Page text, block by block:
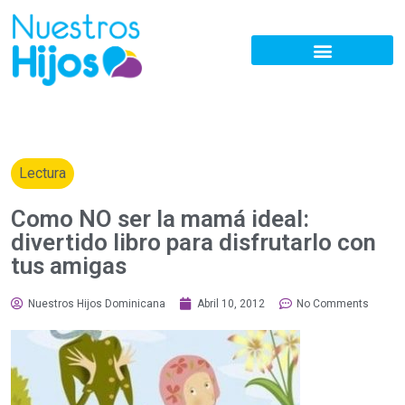
Lectura
Como NO ser la mamá ideal:
divertido libro para disfrutarlo con
tus amigas
Nuestros Hijos Dominicana Abril 10, 2012 No Comments